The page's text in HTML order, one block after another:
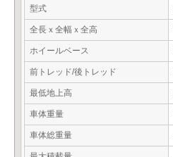
型式
全長ｘ全幅ｘ全高
ホイールベース
前トレッド/後トレッド
最低地上高
車体重量
車体総重量